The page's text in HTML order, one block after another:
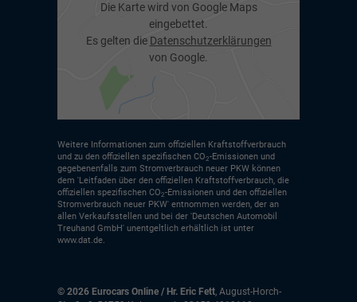
Die Karte wird von Google Maps
eingebettet.
Es gelten die Datenschutzerklärungen
von Google.
Weitere Informationen zum offiziellen Kraftstoffverbrauch
und zu den offiziellen spezifischen CO2-Emissionen und
gegebenenfalls zum Stromverbrauch neuer PKW können
dem 'Leitfaden über den offiziellen Kraftstoffverbrauch, die
offiziellen spezifischen CO2-Emissionen und den offiziellen
Stromverbrauch neuer PKW' entnommen werden, der an
allen Verkaufsstellen und bei der 'Deutschen Automobil
Treuhand GmbH' unentgeltlich erhältlich ist unter
www.dat.de.
© 2026 Eurocars Online / Hr. Eric Fett August-Horch-